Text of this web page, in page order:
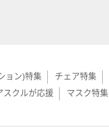
ョン)特集 チェア特集
スクルが応援 マスク特集